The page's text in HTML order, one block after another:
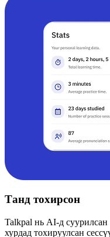
Танд тохирсон
Talkpal нь AI-д
хурдад тохируулсан